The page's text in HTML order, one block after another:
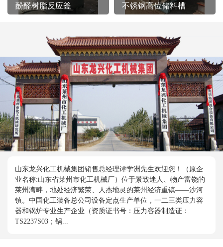
酚醛树脂反应釜 不锈钢高位储料槽
山东龙兴化工机械集团销售总经理谭学洲先生欢迎您！（原企
业名称:山东省莱州市化工机械厂）位于景致迷人、物产富饶的
莱州湾畔，地处经济繁荣、人杰地灵的莱州经济重镇——沙河
镇。中国化工装备总公司设备定点生产单位，一二三类压力容
器和锅炉专业生产企业（资质证书号：压力容器制造证：
TS2237S03；锅...